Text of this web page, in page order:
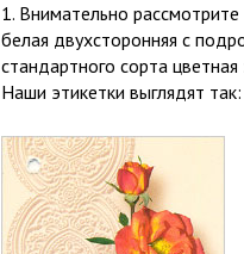
1. Внимательно рассмотрите
белая двухсторонняя с
стандартного сорта
Наши этикетки выглядят так: